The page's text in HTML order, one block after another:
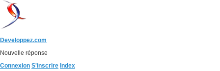
Developpez.com
Nouvelle réponse
Connexion S'inscrire Index